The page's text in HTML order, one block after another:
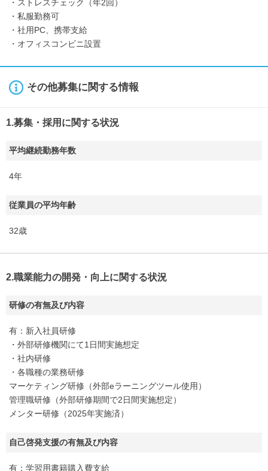
・ストレスチェック（年2回）
・私服勤務可
・社用PC、携帯支給
・オフィスコンビニ設置
その他募集に関する情報
1.募集・採用に関する状況
平均継続勤務年数
4年
従業員の平均年齢
32歳
2.職業能力の開発・向上に関する状況
研修の有無及び内容
有：新入社員研修
・外部研修機関にて1日間実施想定
・社内研修
・各職種の業務研修
マーケティング研修（外部eラーニングツール使用）
管理職研修（外部研修期間で2日間実施想定）
メンター研修（2025年実施済）
自己啓発支援の有無及び内容
有：学習用書籍購入費支給